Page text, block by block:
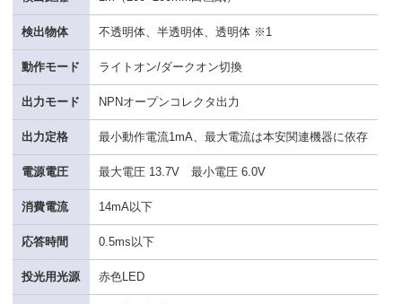
検出物体 不透明体、半透明体、透明体 ※1
動作モード ライトオン/ダークオン切換
出力モード NPNオープンコレクタ出力
出力定格 最小動作電流1mA、最大電流は本安関連機器に依存
電源電圧 最大電圧 13.7V 最小電圧 6.0V
消費電流 14mA以下
応答時間 0.5ms以下
投光用光源 赤色LED